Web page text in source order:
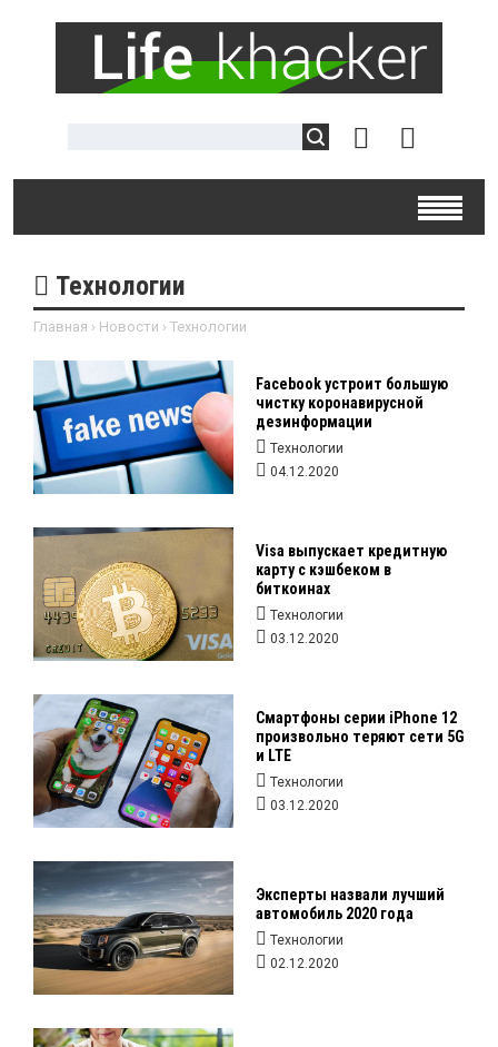
Технологии
Главная › Новости › Технологии
Facebook устроит большую
чистку коронавирусной
дезинформации
Технологии
04.12.2020
Visa выпускает кредитную
карту с кэшбеком в
биткоинах
Технологии
03.12.2020
Смартфоны серии iPhone 12
произвольно теряют сети 5G
и LTE
Технологии
03.12.2020
Эксперты назвали лучший
автомобиль 2020 года
Технологии
02.12.2020